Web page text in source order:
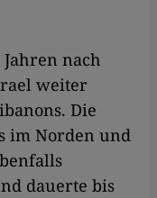
nach
weiter
Die
im Norden und
dauerte bis